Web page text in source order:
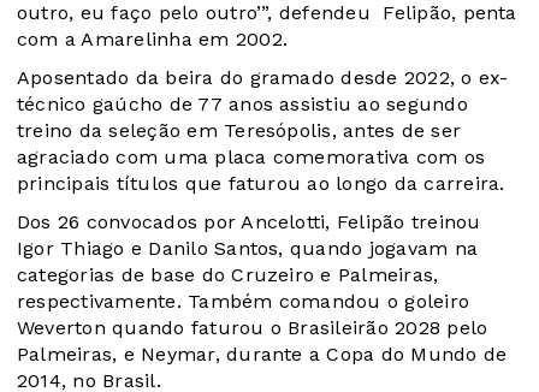
outro, eu faço pelo outro’”, defendeu Felipão, penta
com a Amarelinha em 2002.
Aposentado da beira do gramado desde 2022, o ex-
técnico gaúcho de 77 anos assistiu ao segundo
treino da seleção em Teresópolis, antes de ser
agraciado com uma placa comemorativa com os
principais títulos que faturou ao longo da carreira.
Dos 26 convocados por Ancelotti, Felipão treinou
Igor Thiago e Danilo Santos, quando jogavam na
categorias de base do Cruzeiro e Palmeiras,
respectivamente. Também comandou o goleiro
Weverton quando faturou o Brasileirão 2028 pelo
Palmeiras, e Neymar, durante a Copa do Mundo de
2014, no Brasil.